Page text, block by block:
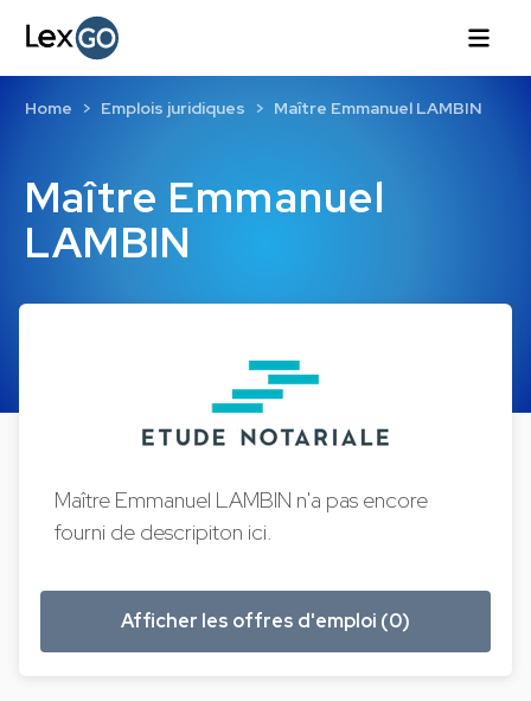
Maître Emmanuel
LAMBIN
Home Emplois juridiques Maître Emmanuel LAMBIN
Maître Emmanuel LAMBIN n'a pas encore
fourni de descripiton ici.
Afficher les offres d'emploi (0)